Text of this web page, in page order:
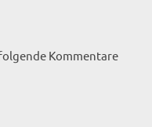
Kommentare